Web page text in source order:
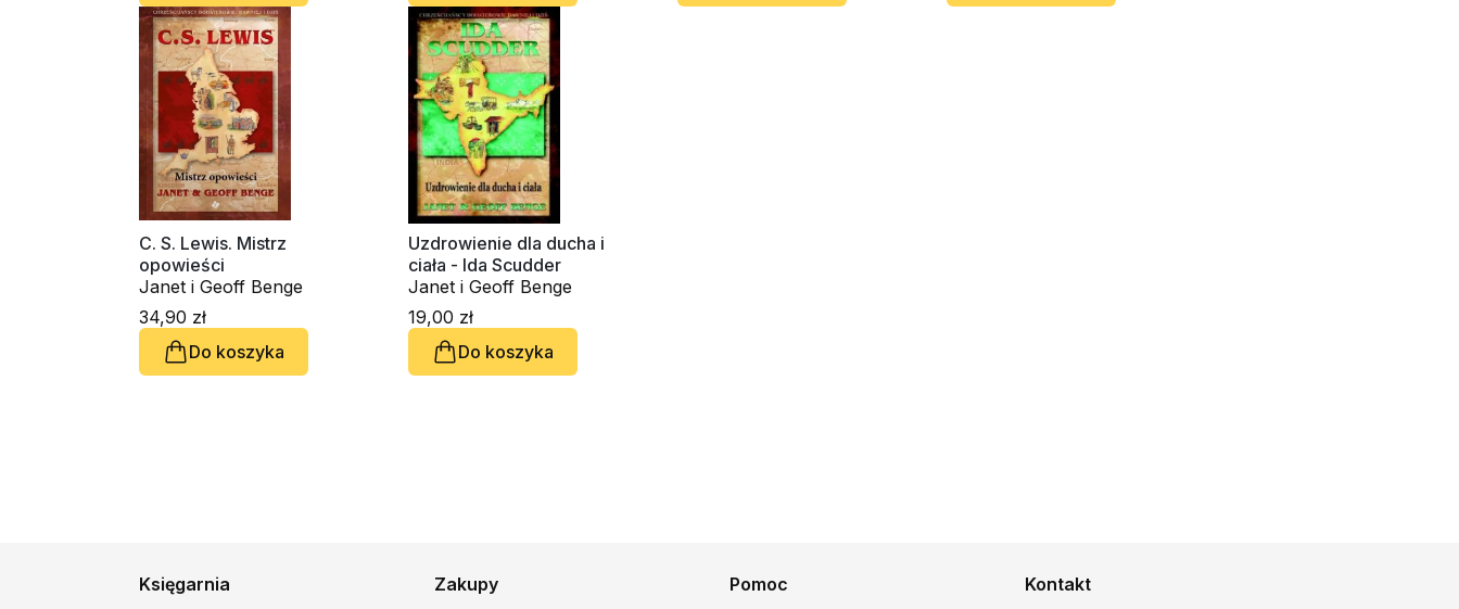
C. S. Lewis. Mistrz
opowieści
Janet i Geoff Benge
34,90 zł
Do koszyka
Uzdrowienie dla ducha i
ciała - Ida Scudder
Janet i Geoff Benge
19,00 zł
Do koszyka
Księgarnia Zakupy Pomoc Kontakt